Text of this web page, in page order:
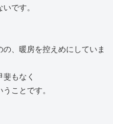
です。
、暖房を控えめにしていま
もなく
ことです。